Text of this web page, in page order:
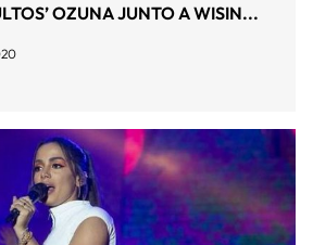
OZUNA JUNTO A WISIN...